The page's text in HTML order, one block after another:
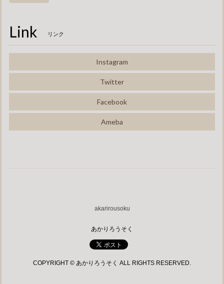
Link リンク
Instagram
Twitter
Facebook
Ameba
akarirousoku
あかりろうそく
COPYRIGHT © あかりろうそく ALL RIGHTS RESERVED.